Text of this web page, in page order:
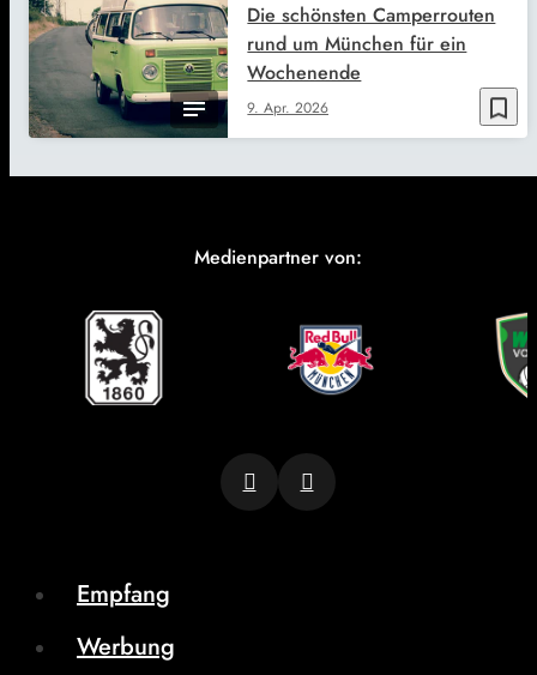
bookmark_border
9. Apr. 2026
Die schönsten Camperrouten
rund um München für ein
Wochenende
Medienpartner von:
Empfang
Werbung